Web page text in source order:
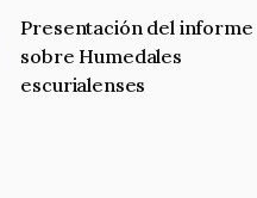
Presentación del informe
sobre Humedales
escurialenses